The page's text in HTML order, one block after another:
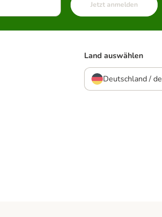
Jetzt anmelden
Land auswählen
Deutschland / de